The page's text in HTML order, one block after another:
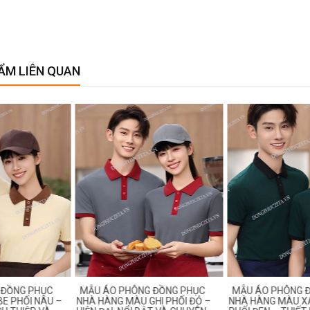
LIÊN QUAN
ĐỒNG PHỤC
MÀU GHI PHỐI ĐỎ –
MẪU ÁO PHÔNG ĐỒNG PHỤC
NHÀ HÀNG MÀU XANH CỔ VỊT
MẪU ÁO
NHÀ